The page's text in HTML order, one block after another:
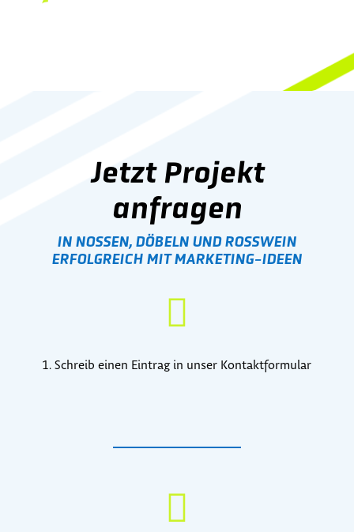
Jetzt Projekt
anfragen
IN NOSSEN, DÖBELN UND ROSSWEIN
ERFOLGREICH MIT MARKETING-IDEEN

1. Schreib einen Eintrag in unser Kontaktformular
